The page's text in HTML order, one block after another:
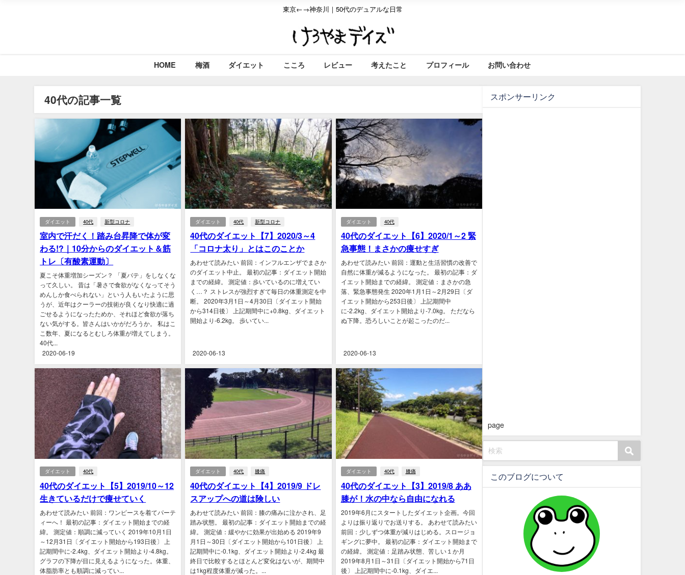
東京←→神奈川｜50代のデュアルな日常
HOME 梅酒 ダイエット こころ レビュー 考えたこと プロフィール お問い合わせ
40代の記事一覧
ダイエット 40代 新型コロナ
室内で汗だく！踏み台昇降で体が変
わる!?｜10分からのダイエット＆筋
トレ〔有酸素運動〕
夏こそ体重増加シーズン？ 「夏バテ」をしなくな
って久しい。 昔は「暑さで食欲がなくなってそう
めんしか食べられない」という人もいたように思
うが、近年はクーラーの技術が良くなり快適に過
ごせるようになったためか、それほど食欲が落ち
ない気がする。皆さんはいかがだろうか。 私はこ
こ数年、夏になるとむしろ体重が増えてしまう。
40代...
2020-06-19
ダイエット 40代 新型コロナ
40代のダイエット【7】2020/3～4
「コロナ太り」とはこのことか
あわせて読みたい 前回：インフルエンザでまさか
のダイエット中止。 最初の記事：ダイエット開始
までの経緯。 測定値：歩いているのに増えてい
く…？ ストレスが強烈すぎて毎日の体重測定を中
断。 2020年3月1日～4月30日〔ダイエット開始
から314日後〕 上記期間中に+0.8kg、ダイエット
開始より-6.2kg。 歩いてい...
2020-06-13
ダイエット 40代
40代のダイエット【6】2020/1～2 緊
急事態！まさかの痩せすぎ
あわせて読みたい 前回：運動と生活習慣の改善で
自然に体重が減るようになった。 最初の記事：ダ
イエット開始までの経緯。 測定値：まさかの急
落、緊急事態発生 2020年1月1日～2月29日〔ダ
イエット開始から253日後〕 上記期間中
に-2.2kg、ダイエット開始より-7.0kg。 ただなら
ぬ下降。恐ろしいことが起こったのだ...
2020-06-13
ダイエット 40代
40代のダイエット【5】2019/10～12
生きているだけで痩せていく
あわせて読みたい 前回：ワンピースを着てパーテ
ィーへ！ 最初の記事：ダイエット開始までの経
緯。 測定値：順調に減っていく 2019年10月1日
～12月31日〔ダイエット開始から193日後〕 上
記期間中に-2.4kg、ダイエット開始より-4.8kg。
グラフの下降が目に見えるようになった。体重、
体脂肪率とも順調に減ってい...
ダイエット 40代 膝痛
40代のダイエット【4】2019/9 ドレ
スアップへの道は険しい
あわせて読みたい 前回：膝の痛みに泣かされ、足
踏み状態。 最初の記事：ダイエット開始までの経
緯。 測定値：緩やかに効果が出始める 2019年9
月1日～30日〔ダイエット開始から101日後〕 上
記期間中に-0.1kg、ダイエット開始より-2.4kg 最
終日で比較するとほとんど変化はないが、期間中
は1kg程度体重が減った。...
ダイエット 40代 膝痛
40代のダイエット【3】2019/8 ああ
膝が！水の中なら自由になれる
2019年6月にスタートしたダイエット企画。今回
よりは振り返りでお送りする。 あわせて読みたい
前回：少しずつ体重が減りはじめる。スロージョ
ギングに夢中。 最初の記事：ダイエット開始まで
の経緯。 測定値：足踏み状態、苦しい１か月
2019年8月1日～31日〔ダイエット開始から71日
後〕 上記期間中に-0.1kg、ダイエ...
スポンサーリンク
page
このブログについて